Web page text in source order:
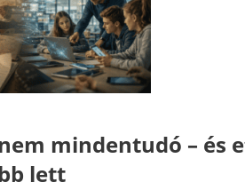
mindentudó – és
lett